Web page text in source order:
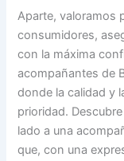
Aparte, valoramos
consumidores,
con la máxima
acompañantes de
donde la calidad y
prioridad.
lado a una
que, con una